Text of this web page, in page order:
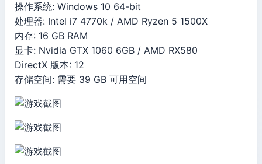
操作系统: Windows 10 64-bit
处理器: Intel i7 4770k / AMD Ryzen 5 1500X
内存: 16 GB RAM
显卡: Nvidia GTX 1060 6GB / AMD RX580
DirectX 版本: 12
存储空间: 需要 39 GB 可用空间